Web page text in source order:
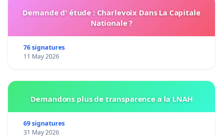
Demande d' étude : Charlevoix Dans La Capitale
Nationale ?
76 signatures
11 May 2026
Demandons plus de transparence a la LNAH
69 signatures
31 May 2026